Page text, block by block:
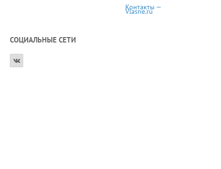
Контакты —
Vlasne.ru
СОЦИАЛЬНЫЕ СЕТИ